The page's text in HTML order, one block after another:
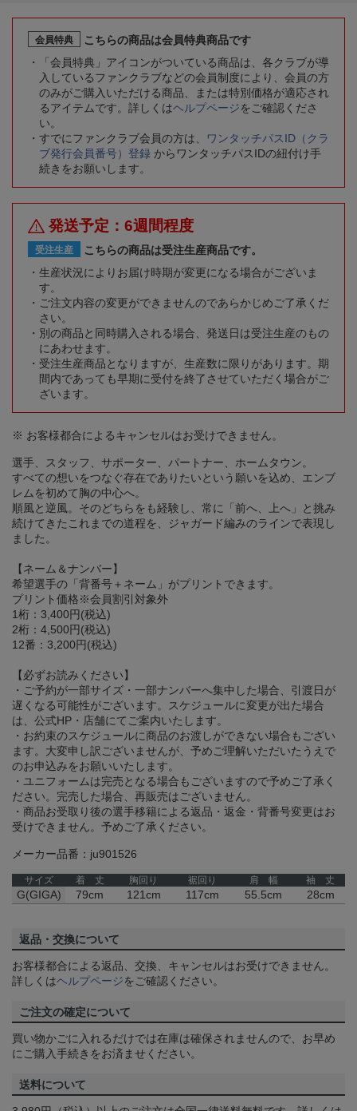
会員特典
こちらの商品は会員特典商品です
「会員特典」アイコンがついている商品は、各クラブが導
入しているファンクラブなどの会員制度により、会員の方
のみがご購入いただける商品、または特別価格が適応され
るアイテムです。詳しくはヘルプページをご確認くださ
い。
すでにファンクラブ会員の方は、
ワンタッチパスID（クラ
ブ発行会員番号）登録 からワンタッチパスIDの紐付け手
続きをお願いします。
発送予定：6週間程度
受注生産
こちらの商品は受注生産商品です。
生産状況によりお届け時期が変更になる場合がございま
す。
ご注文内容の変更ができませんのであらかじめご了承くだ
さい。
別の商品と同時購入される場合、発送日は受注生産のもの
にあわせます。
受注生産商品となりますが、生産数に限りがあります。期
間内であっても早期に受付を終了させていただく場合がご
ざいます。
※ お客様都合によるキャンセルはお受けできません。
選手、スタッフ、サポーター、パートナー、ホームタウン。
すべての想いをつなぐ存在でありたいという願いを込め、エンブ
レムを初めて胸の中心へ。
順風と逆風。そのどちらをも経験し、常に「前へ、上へ」と挑み
続けてきたこれまでの道程を、ジャガード編みのラインで表現し
ました。
【ネーム＆ナンバー】
希望選手の「背番号＋ネーム」がプリントできます。
プリント価格※会員割引対象外
1桁：3,400円(税込)
2桁：4,500円(税込)
12番：3,200円(税込)
【必ずお読みください】
・ご予約が一部サイズ・一部ナンバーへ集中した場合、引渡日が
遅くなる可能性がございます。スケジュールに変更が出た場合
は、公式HP・店舗にてご案内いたします。
・お約束のスケジュールに商品のお渡しができない場合もござい
ます。大変申し訳ございませんが、予めご理解いただいたうえで
のお申込みをお願いいたします。
・ユニフォームは完売となる場合もございますので予めご了承く
ださい。完売した場合、再販売はございません。
・商品お受取り後の選手移籍による返品・返金・背番号変更はお
受けできません。予めご了承ください。
メーカー品番：ju901526
サイズ 着 丈 胸回り 裾回り 肩 幅 袖 丈
G(GIGA) 79cm 121cm 117cm 55.5cm 28cm
返品・交換について
お客様都合による返品、交換、キャンセルはお受けできません。
詳しくはヘルプページをご確認ください。
ご注文の確定について
買い物かごに入れるだけでは在庫は確保されませんので、お早め
にご購入手続きをお済ませください。
送料について